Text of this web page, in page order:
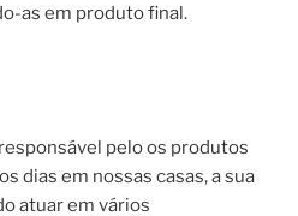
as em produto final.
pelo os produtos
dias em nossas casas, a sua
atuar em vários